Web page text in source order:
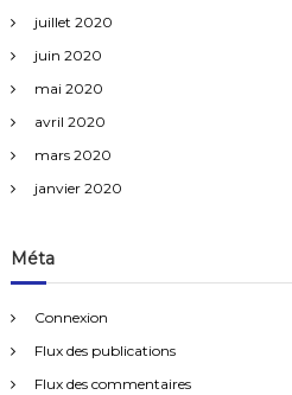
juillet 2020
juin 2020
mai 2020
avril 2020
mars 2020
janvier 2020
Méta
Connexion
Flux des publications
Flux des commentaires